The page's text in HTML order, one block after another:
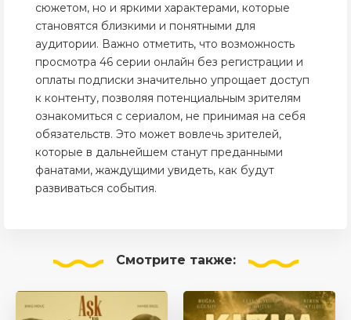
сюжетом, но и яркими характерами, которые
становятся близкими и понятными для
аудитории. Важно отметить, что возможность
просмотра 46 серии онлайн без регистрации и
оплаты подписки значительно упрощает доступ
к контенту, позволяя потенциальным зрителям
ознакомиться с сериалом, не принимая на себя
обязательств. Это может вовлечь зрителей,
которые в дальнейшем станут преданными
фанатами, жаждущими увидеть, как будут
развиваться события.
Смотрите также: